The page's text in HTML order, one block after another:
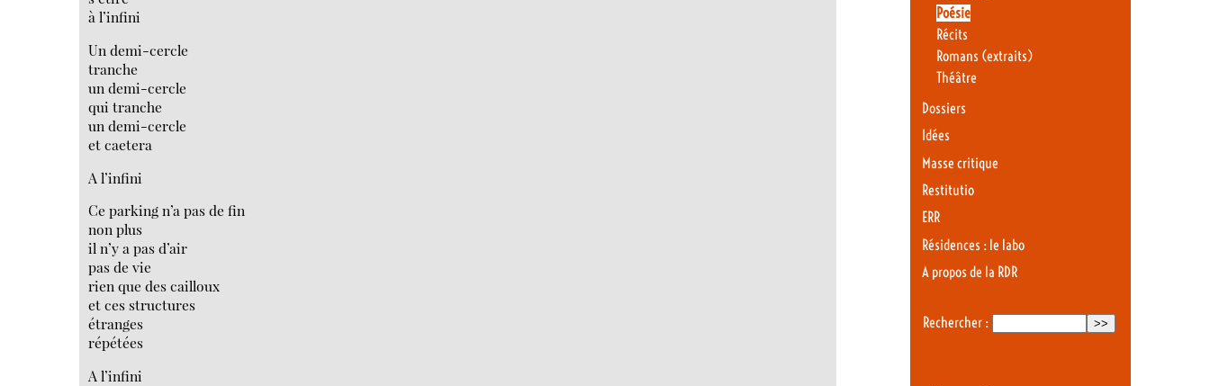
à l’infini
Un demi-cercle
tranche
un demi-cercle
qui tranche
un demi-cercle
et caetera
A l’infini
Ce parking n’a pas de fin
non plus
il n’y a pas d’air
pas de vie
rien que des cailloux
et ces structures
étranges
répétées
A l’infini
Poésie
Récits
Romans (extraits)
Théâtre
Dossiers
Idées
Masse critique
Restitutio
ERR
Résidences : le labo
A propos de la RDR
Rechercher :